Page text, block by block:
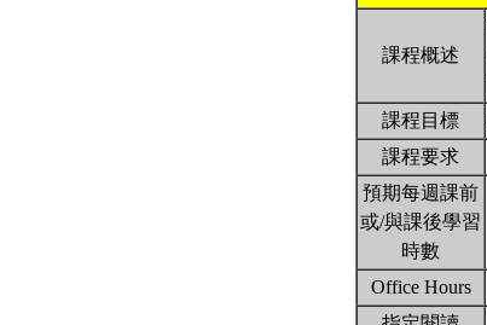
課程概述
課程目標
課程要求
預期每週課前
或/與課後學習
時數
Office Hours